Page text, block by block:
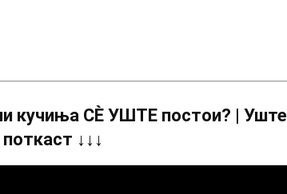
кучиња СÈ УШТЕ постои? | Уште
↓↓↓